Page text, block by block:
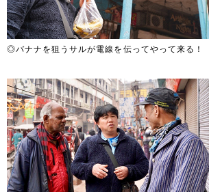
◎バナナを狙うサルが電線を伝ってやって来る！